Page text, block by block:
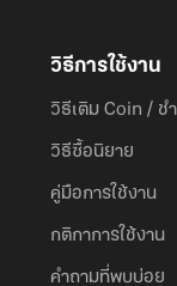
วิธีการใช้งาน
วิธีเติม Coin / ชำ
วิธีซื้อนิยาย
คู่มือการใช้งาน
กติกาการใช้งาน
คำถามที่พบบ่อย